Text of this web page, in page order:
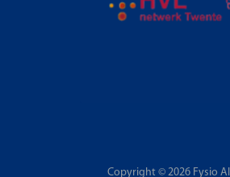
Copyright © 2026 Fysio